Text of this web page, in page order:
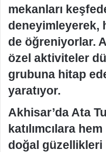
mekanları
deneyimleyerek,
de öğreniyorlar.
özel aktiviteler
grubuna hitap
yaratıyor.
Akhisar’da Ata
katılımcılara
doğal güzellikleri